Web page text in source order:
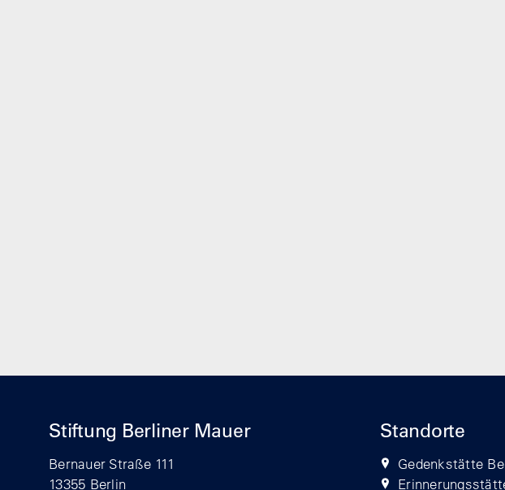
Stiftung Berliner Mauer
Bernauer Straße 111
13355 Berlin
Standorte
Gedenkstätte